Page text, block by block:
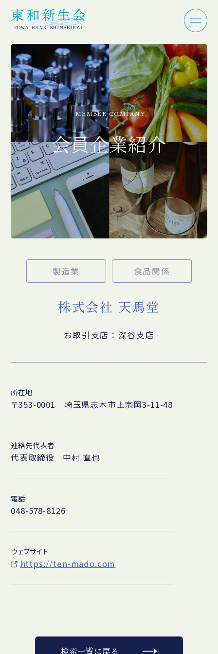
MEMBER COMPANY
会員企業紹介
製造業 食品関係
株式会社 天馬堂
お取引支店：深谷支店
所在地
〒353-0001 埼玉県志木市上宗岡3-11-48
連絡先代表者
代表取締役 中村 直也
電話
048-578-8126
ウェブサイト
https://ten-mado.com
検索一覧に戻る